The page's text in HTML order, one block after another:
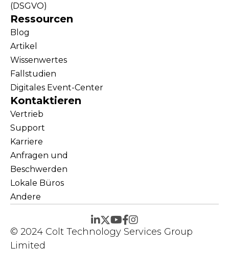
(DSGVO)
Ressourcen
Blog
Artikel
Wissenwertes
Fallstudien
Digitales Event-Center
Kontaktieren
Vertrieb
Support
Karriere
Anfragen und
Beschwerden
Lokale Büros
Andere
© 2024 Colt Technology Services Group
Limited